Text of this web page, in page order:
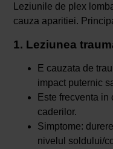
Leziunile de plex
cauza aparitiei.
1. Leziunea
E cauzata de
impact puternic
Este frecventa in
caderilor.
Simptome:
nivelul soldului/